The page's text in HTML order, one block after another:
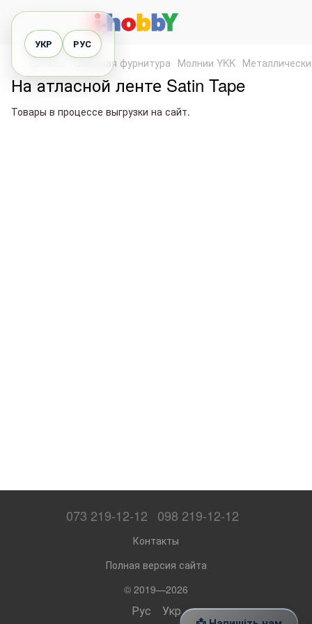
УКР РУС
Швейная фурнитура Молнии YKK
На атласной ленте Satin Tape
Товары в процессе выгрузки на сайт.
073 219-12-12 098 219-12-12
Контакты
Полная версия сайта
© 2019—2026
Рус Укр